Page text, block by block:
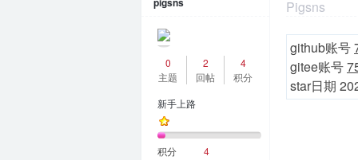
0
主题
2
回帖
4
积分
新手上路
积分
4
Pigsns
github账号
gitee账号
star日期